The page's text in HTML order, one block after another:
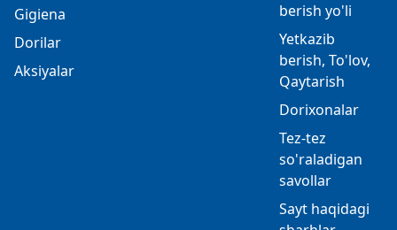
Gigiena
Dorilar
Aksiyalar
berish yo'li
Yetkazib
berish, To'lov,
Qaytarish
Dorixonalar
Tez-tez
so'raladigan
savollar
Sayt haqidagi